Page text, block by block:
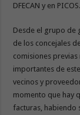
DFECAN y en PICOS.
Desde el grupo de
de los concejales
comisiones
importantes de
vecinos y
momento que hay
facturas, habiendo